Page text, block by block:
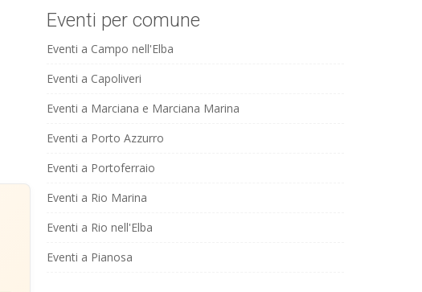
Eventi per comune
Eventi a Campo nell'Elba
Eventi a Capoliveri
Eventi a Marciana e Marciana Marina
Eventi a Porto Azzurro
Eventi a Portoferraio
Eventi a Rio Marina
Eventi a Rio nell'Elba
Eventi a Pianosa